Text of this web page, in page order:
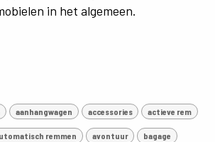
in het algemeen.
aanhangwagen accessories actieve rem
remmen avontuur bagage